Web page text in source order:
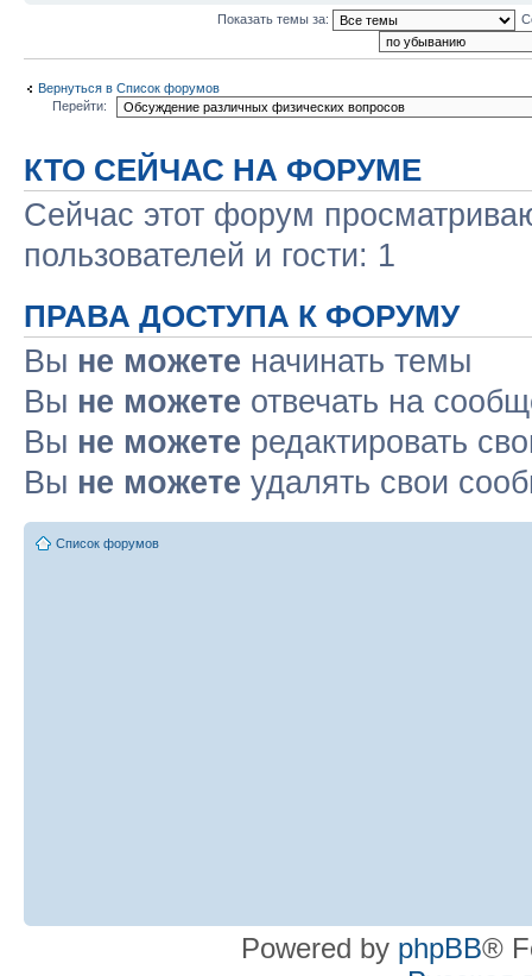
Показать темы за:
Вернуться в Список форумов
Перейти:
КТО СЕЙЧАС НА ФОРУМЕ
Сейчас этот форум
пользователей и гости: 1
ПРАВА ДОСТУПА К ФОРУМУ
Вы не можете начинать темы
Вы не можете отвечать на
Вы не можете редактировать
Вы не можете удалять свои
Список форумов
Powered by phpBB®